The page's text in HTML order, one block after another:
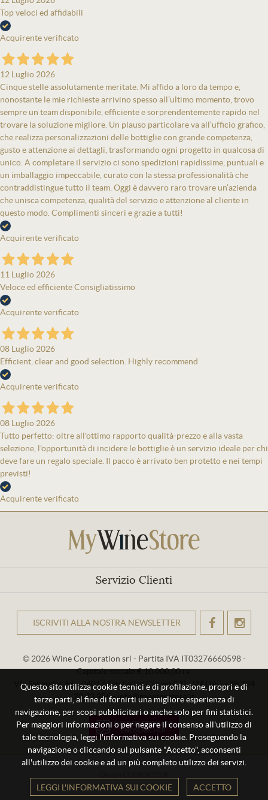
Top veloci ed affidabili
Acquirente verificato
12 Luglio 2026
Cinque stelle assolutamente meritate. Mi affido a loro da tempo e,
nonostante le mie richieste arrivino spesso all’ultimo momento, trovo
sempre un team disponibile, efficiente e sorprendentemente rapido nel
trovare la soluzione migliore. Un plauso particolare va all’ufficio grafico,
che realizza personalizzazioni delle bottiglie con grande competenza,
gusto e attenzione ai dettagli, trasformando ogni progetto in qualcosa di
unico. A completare il servizio ci sono spedizioni rapidissime, puntuali e
un imballaggio impeccabile, curato con la stessa professionalità che
contraddistingue tutto il team. Oggi è davvero raro trovare un’azienda
che unisca competenza, qualità del servizio e attenzione al cliente in
questo modo. Complimenti sinceri e grazie a tutti!
Acquirente verificato
11 Luglio 2026
Veloce ed efficiente Consigliatissimo
Acquirente verificato
08 Luglio 2026
Efficient, clear and good selection. Highly recommend
Acquirente verificato
08 Luglio 2026
Tutto perfetto: oltre all'ottimo rapporto qualità-prezzo e alla vasta
selezione, l'opportunità di incidere le bottiglie è un servizio ideale per chi
deve fare un regalo speciale. Il pacco è arrivato ben protetto e nei tempi
previsti!
Acquirente verificato
Servizio Clienti
Questo sito utilizza cookie tecnici e di profilazione, propri e di
terze parti, al fine di fornirti una migliore esperienza di
navigazione, per scopi pubblicitari o anche solo per fini statistici.
Per maggiori informazioni o per negare il consenso all'utilizzo di
tale tecnologia, leggi l'informativa sui cookie. Proseguendo la
navigazione o cliccando sul pulsante "Accetto", acconsenti
all'utilizzo dei cookie e ad un più completo utilizzo dei servizi.
LEGGI L'INFORMATIVA SUI COOKIE ACCETTO
ISCRIVITI ALLA NOSTRA NEWSLETTEROK
© 2026 Wine Corporation srl - Partita IVA IT03276660598 -
Capitale sociale € 10.000,00 i.v.
Via Sabaudia, 56 - 04017 San Felice Circeo (LT) - ITALIA - +39 334
29 93 956 - info@mywinestore.it